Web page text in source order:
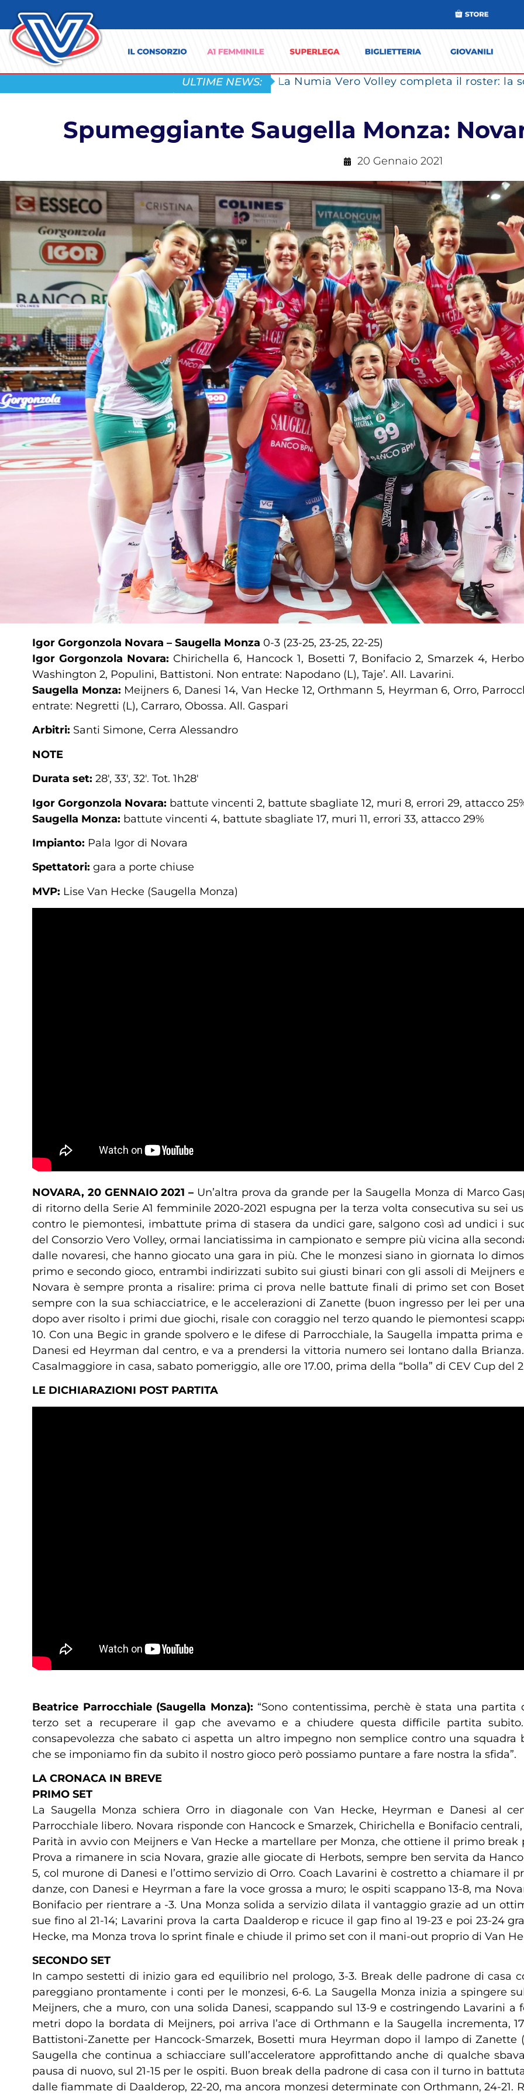
ULTIME NEWS:
Spumeggiante Saugella Monza:
20 Gennaio 2021
Igor Gorgonzola Novara – Saugella Monza 0-3 (23-25, 23-25, 22-25)
Igor Gorgonzola Novara: Chirichella 6, Hancock 1, Bosetti 7, Bonifacio 2, Smarzek 4,
Washington 2, Populini, Battistoni. Non entrate: Napodano (L), Taje’. All. Lavarini.
Saugella Monza: Meijners 6, Danesi 14, Van Hecke 12, Orthmann 5, Heyrman 6, Orro,
entrate: Negretti (L), Carraro, Obossa. All. Gaspari
Arbitri: Santi Simone, Cerra Alessandro
NOTE
Durata set: 28′, 33′, 32′. Tot. 1h28′
Igor Gorgonzola Novara: battute vincenti 2, battute sbagliate 12, muri 8, errori 29, attacco
Saugella Monza: battute vincenti 4, battute sbagliate 17, muri 11, errori 33, attacco 29%
Impianto: Pala Igor di Novara
Spettatori: gara a porte chiuse
MVP: Lise Van Hecke (Saugella Monza)
NOVARA, 20 GENNAIO 2021 – Un’altra prova da grande per la Saugella Monza di Marco
di ritorno della Serie A1 femminile 2020-2021 espugna per la terza volta consecutiva su sei
contro le piemontesi, imbattute prima di stasera da undici gare, salgono così ad undici i
del Consorzio Vero Volley, ormai lanciatissima in campionato e sempre più vicina alla
dalle novaresi, che hanno giocato una gara in più. Che le monzesi siano in giornata lo
primo e secondo gioco, entrambi indirizzati subito sui giusti binari con gli assoli di
Novara è sempre pronta a risalire: prima ci prova nelle battute finali di primo set con
sempre con la sua schiacciatrice, e le accelerazioni di Zanette (buon ingresso per lei per
dopo aver risolto i primi due giochi, risale con coraggio nel terzo quando le piemontesi
10. Con una Begic in grande spolvero e le difese di Parrocchiale, la Saugella impatta prima
Danesi ed Heyrman dal centro, e va a prendersi la vittoria numero sei lontano dalla Brianza.
Casalmaggiore in casa, sabato pomeriggio, alle ore 17.00, prima della “bolla” di CEV Cup del
LE DICHIARAZIONI POST PARTITA
Beatrice Parrocchiale (Saugella Monza): “Sono contentissima, perchè è stata una
terzo set a recuperare il gap che avevamo e a chiudere questa difficile partita
consapevolezza che sabato ci aspetta un altro impegno non semplice contro una squadra
che se imponiamo fin da subito il nostro gioco però possiamo puntare a fare nostra la sfida”.
LA CRONACA IN BREVE
PRIMO SET
La Saugella Monza schiera Orro in diagonale con Van Hecke, Heyrman e Danesi al
Parrocchiale libero. Novara risponde con Hancock e Smarzek, Chirichella e Bonifacio
Parità in avvio con Meijners e Van Hecke a martellare per Monza, che ottiene il primo break
Prova a rimanere in scia Novara, grazie alle giocate di Herbots, sempre ben servita da
5, col murone di Danesi e l’ottimo servizio di Orro. Coach Lavarini è costretto a chiamare il
danze, con Danesi e Heyrman a fare la voce grossa a muro; le ospiti scappano 13-8, ma
Bonifacio per rientrare a -3. Una Monza solida a servizio dilata il vantaggio grazie ad un
sue fino al 21-14; Lavarini prova la carta Daalderop e ricuce il gap fino al 19-23 e poi 23-24
Hecke, ma Monza trova lo sprint finale e chiude il primo set con il mani-out proprio di Van
SECONDO SET
In campo sestetti di inizio gara ed equilibrio nel prologo, 3-3. Break delle padrone di casa
pareggiano prontamente i conti per le monzesi, 6-6. La Saugella Monza inizia a spingere
Meijners, che a muro, con una solida Danesi, scappando sul 13-9 e costringendo Lavarini
metri dopo la bordata di Meijners, poi arriva l’ace di Orthmann e la Saugella incrementa,
Battistoni-Zanette per Hancock-Smarzek, Bosetti mura Heyrman dopo il lampo di Zanette
Saugella che continua a schiacciare sull’acceleratore approfittando anche di qualche
pausa di nuovo, sul 21-15 per le ospiti. Buon break della padrone di casa con il turno in
dalle fiammate di Daalderop, 22-20, ma ancora monzesi determinate con Orthmann, 24-21.